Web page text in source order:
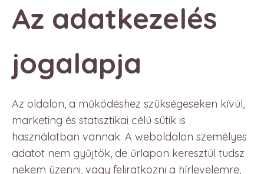
Az adatkezelés
jogalapja
Az oldalon, a működéshez szükségeseken kívül,
marketing és statisztikai célú sütik is
használatban vannak. A weboldalon személyes
adatot nem gyűjtök, de űrlapon keresztül tudsz
nekem üzenni, vagy feliratkozni a hírlevelemre,